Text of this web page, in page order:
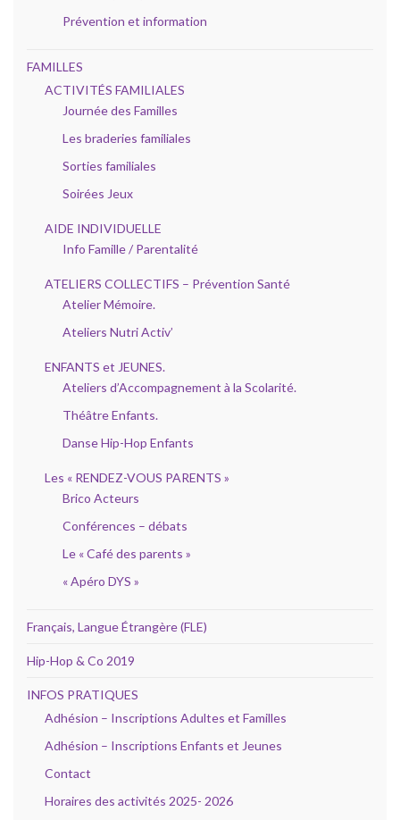
Prévention et information
FAMILLES
ACTIVITÉS FAMILIALES
Journée des Familles
Les braderies familiales
Sorties familiales
Soirées Jeux
AIDE INDIVIDUELLE
Info Famille / Parentalité
ATELIERS COLLECTIFS – Prévention Santé
Atelier Mémoire.
Ateliers Nutri Activ’
ENFANTS et JEUNES.
Ateliers d’Accompagnement à la Scolarité.
Théâtre Enfants.
Danse Hip-Hop Enfants
Les « RENDEZ-VOUS PARENTS »
Brico Acteurs
Conférences – débats
Le « Café des parents »
« Apéro DYS »
Français, Langue Étrangère (FLE)
Hip-Hop & Co 2019
INFOS PRATIQUES
Adhésion – Inscriptions Adultes et Familles
Adhésion – Inscriptions Enfants et Jeunes
Contact
Horaires des activités 2025- 2026